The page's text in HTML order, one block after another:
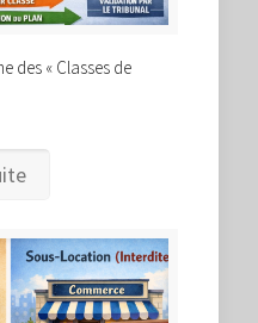
des « Classes de